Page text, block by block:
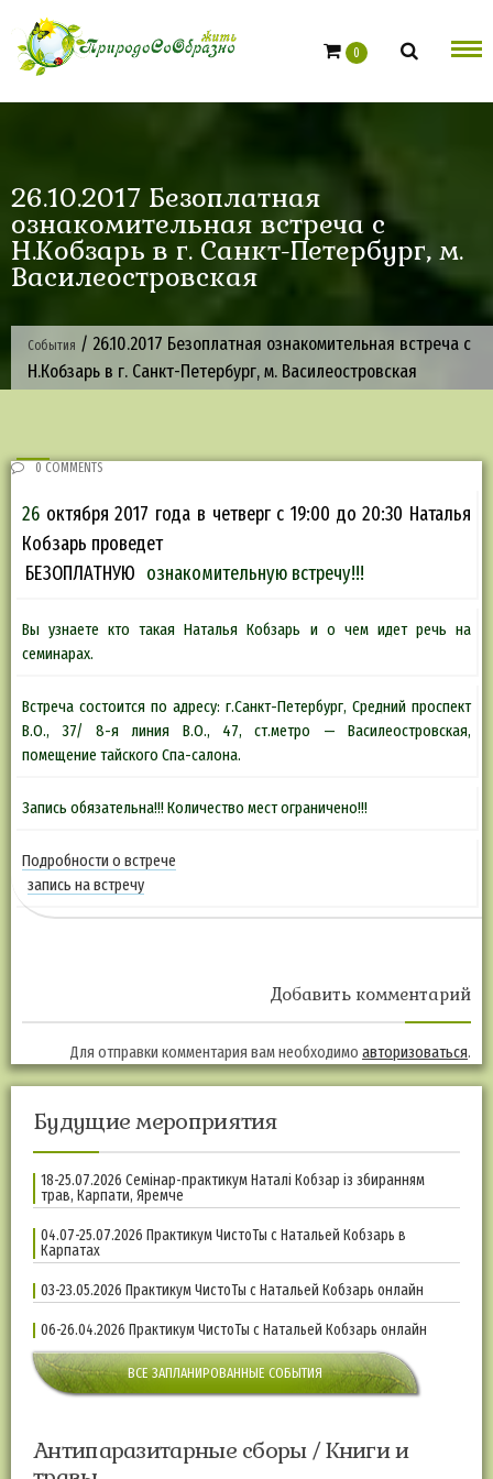
content
0
26.10.2017 Безоплатная
ознакомительная встреча с
Н.Кобзарь в г. Санкт-Петербург, м.
Василеостровская
События / 26.10.2017 Безоплатная ознакомительная встреча с
Н.Кобзарь в г. Санкт-Петербург, м. Василеостровская
0 COMMENTS
26 октября 2017 года в четверг с 19:00 до 20:30 Наталья
Кобзарь проведет
БЕЗОПЛАТНУЮ ознакомительную встречу!!!
Вы узнаете кто такая Наталья Кобзарь и о чем идет речь на
семинарах.
Встреча состоится по адресу: г.Санкт-Петербург, Средний проспект
В.О., 37/ 8-я линия В.О., 47, ст.метро — Василеостровская,
помещение тайского Спа-салона.
Запись обязательна!!! Количество мест ограничено!!!
Подробности о встрече
запись на встречу
Добавить комментарий
Для отправки комментария вам необходимо авторизоваться.
Будущие мероприятия
18-25.07.2026 Семінар-практикум Наталі Кобзар із збиранням
трав, Карпати, Яремче
04.07-25.07.2026 Практикум ЧистоТы с Натальей Кобзарь в
Карпатах
03-23.05.2026 Практикум ЧистоТы с Натальей Кобзарь онлайн
06-26.04.2026 Практикум ЧистоТы с Натальей Кобзарь онлайн
ВСЕ ЗАПЛАНИРОВАННЫЕ СОБЫТИЯ
Антипаразитарные сборы / Книги и